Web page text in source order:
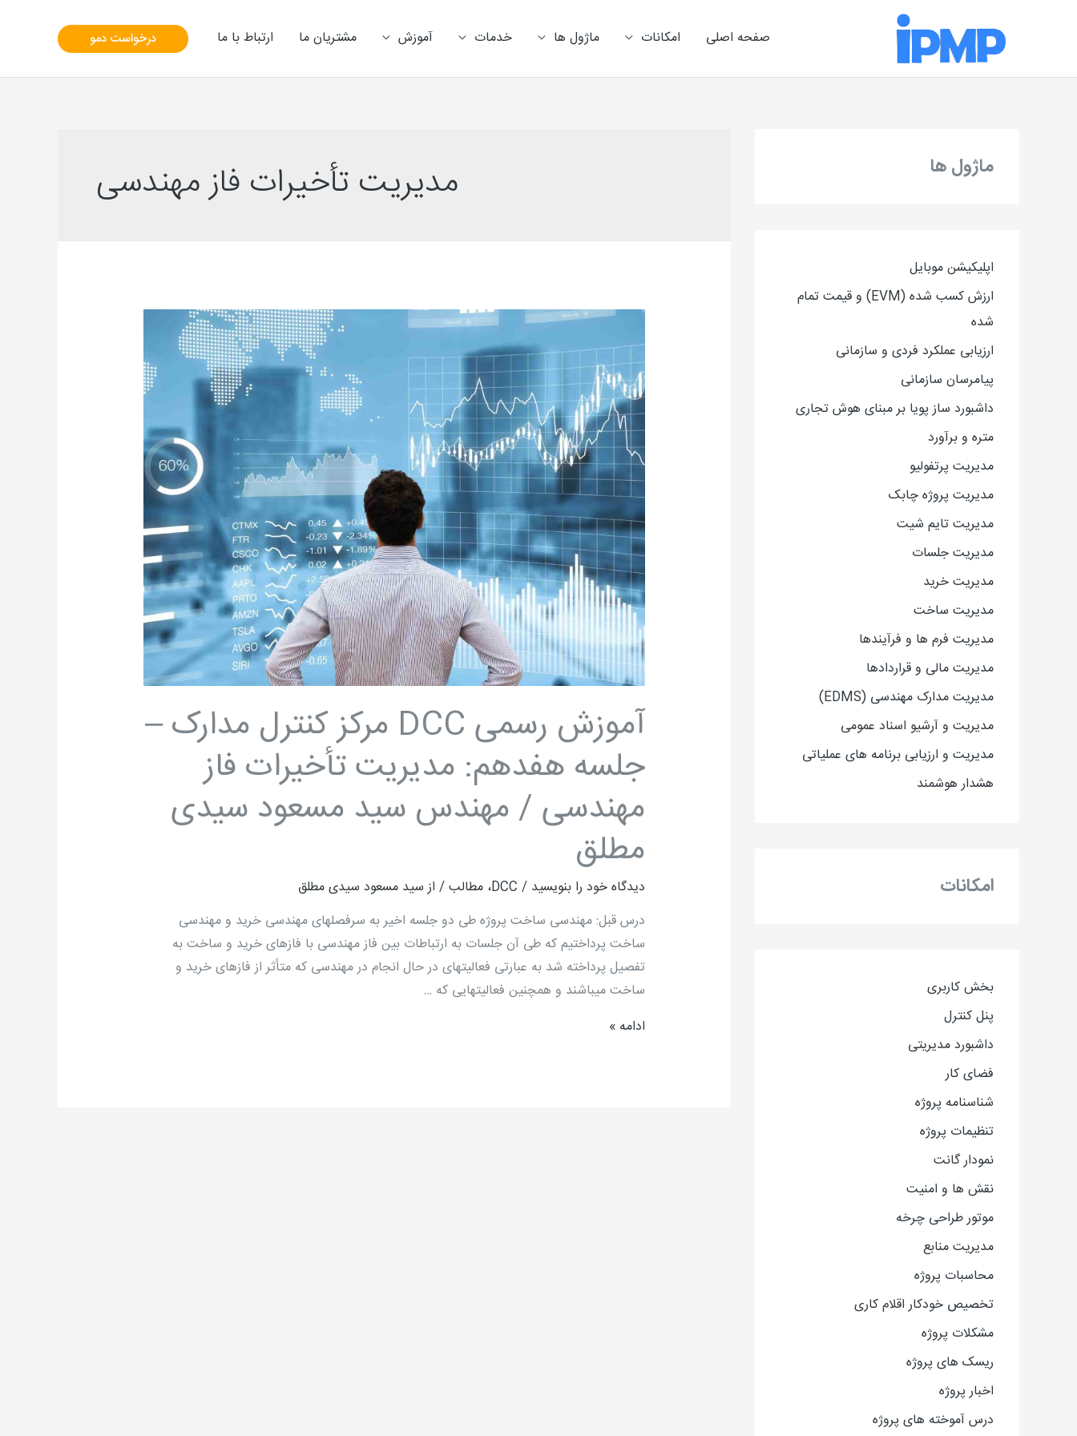
صفحه اصلی امکانات ماژول ها خدمات آموزش مشتریان ما ارتباط با ما درخواست دمو
ماژول ها
اپلیکیشن موبایل
ارزش کسب شده (EVM) و قیمت تمام
شده
ارزیابی عملکرد فردی و سازمانی
پیامرسان سازمانی
داشبورد ساز پویا بر مبنای هوش تجاری
متره و برآورد
مدیریت پرتفولیو
مدیریت پروژه چابک
مدیریت تایم شیت
مدیریت جلسات
مدیریت خرید
مدیریت ساخت
مدیریت فرم ها و فرآیندها
مدیریت مالی و قراردادها
مدیریت مدارک مهندسی (EDMS)
مدیریت و آرشیو اسناد عمومی
مدیریت و ارزیابی برنامه های عملیاتی
هشدار هوشمند
امکانات
بخش کاربری
پنل کنترل
داشبورد مدیریتی
فضای کار
شناسنامه پروژه
تنظیمات پروژه
نمودار گانت
نقش ها و امنیت
موتور طراحی چرخه
مدیریت منابع
محاسبات پروژه
تخصیص خودکار اقلام کاری
مشکلات پروژه
ریسک های پروژه
اخبار پروژه
درس آموخته های پروژه
مدیریت تأخیرات فاز مهندسی
آموزش رسمی DCC مرکز کنترل مدارک –
جلسه هفدهم: مدیریت تأخیرات فاز
مهندسی / مهندس سید مسعود سیدی
مطلق
دیدگاه‌ خود را بنویسید /
DCC، مطالب/ از سید مسعود سیدی مطلق
درس قبل: مهندسی ساخت پروژه طی دو جلسه اخیر به سرفصلهای مهندسی خرید و مهندسی
ساخت پرداختیم که طی آن جلسات به ارتباطات بین فاز مهندسی با فازهای خرید و ساخت به
تفصیل پرداخته شد به عبارتی فعالیتهای در حال انجام در مهندسی که متأثر از فازهای خرید و
ساخت می­باشند و همچنین فعالیتهایی که …
آموزش
رسمی
DCC
مرکز
کنترل
مدارک
–
جلسه
هفدهم:
مدیریت
تأخیرات
فاز
مهندسی
/
مهندس
سید
مسعود
سیدی
مطلق
ادامه »